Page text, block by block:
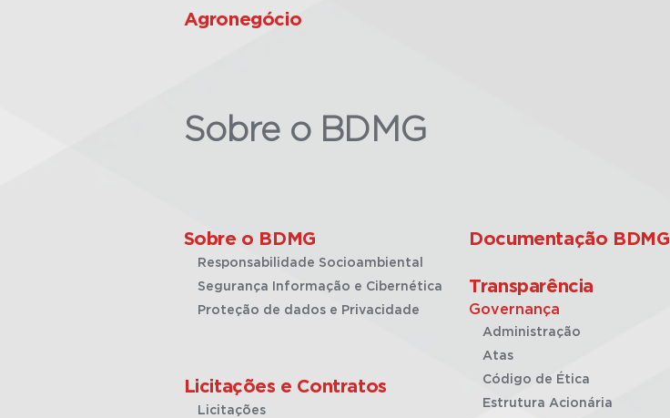
Agronegócio
Sobre o BDMG
Sobre o BDMG
Responsabilidade Socioambiental
Segurança Informação e Cibernética
Proteção de dados e Privacidade
Licitações e Contratos
Licitações
Documentação BDMG
Transparência
Governança
Administração
Atas
Código de Ética
Estrutura Acionária